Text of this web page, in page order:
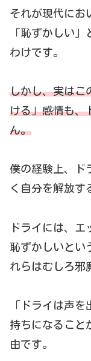
それが現代にお
「恥ずかしい
わけです。
しかし、実はこ
ける」感情も、
ん。
僕の経験上、ド
く自分を解放す
ドライには、エ
恥ずかしいとい
れらはむしろ邪
「ドライは声
持ちになること
由です。